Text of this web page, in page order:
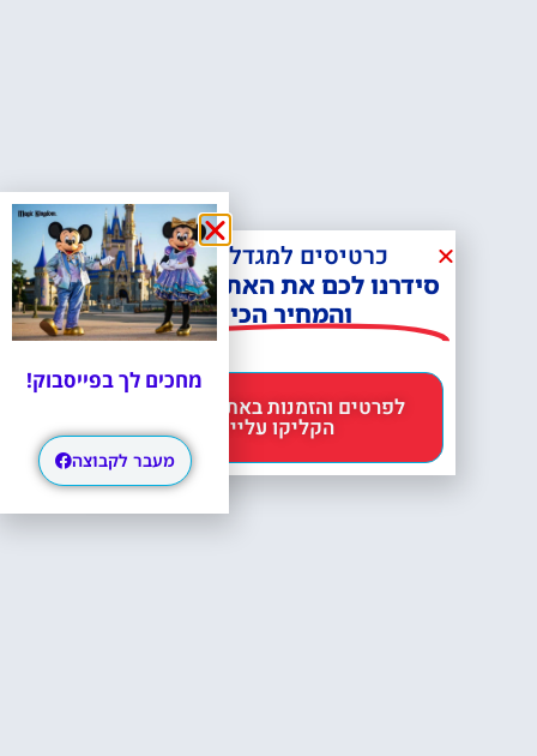
כרטיסים למגדל אייפל?
סידרנו לכם את האתר הכי אמין -
והמחיר הכי זול!
הקליקו עליי 😊
מחכים לך בפייסבוק!
מעבר לקבוצה